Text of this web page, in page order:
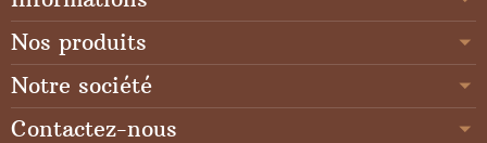
Nos produits
Notre société
Contactez-nous